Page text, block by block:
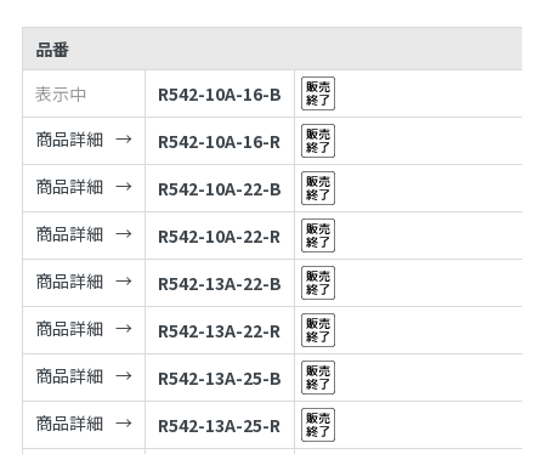
品番
表示中
R542-10A-16-B
商品詳細
R542-10A-16-R
商品詳細
R542-10A-22-B
商品詳細
R542-10A-22-R
商品詳細
R542-13A-22-B
商品詳細
R542-13A-22-R
商品詳細
R542-13A-25-B
商品詳細
R542-13A-25-R